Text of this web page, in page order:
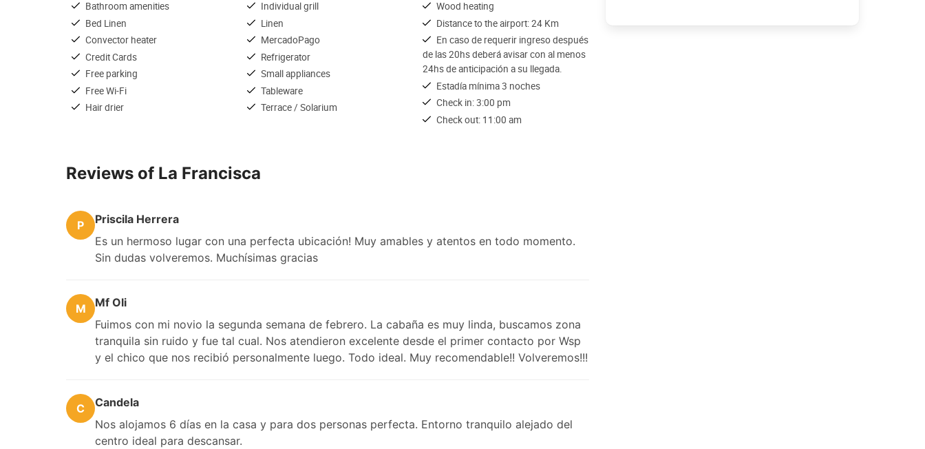
Bathroom amenities
Bed Linen
Convector heater
Credit Cards
Free parking
Free Wi-Fi
Hair drier
Individual grill
Linen
MercadoPago
Refrigerator
Small appliances
Tableware
Terrace / Solarium
Wood heating
Distance to the airport: 24 Km
En caso de requerir ingreso después
de las 20hs deberá avisar con al menos
24hs de anticipación a su llegada.
Estadía mínima 3 noches
Check in: 3:00 pm
Check out: 11:00 am
Reviews of La Francisca
P
Priscila Herrera
Es un hermoso lugar con una perfecta ubicación! Muy amables y atentos en todo momento.
Sin dudas volveremos. Muchísimas gracias
M
Mf Oli
Fuimos con mi novio la segunda semana de febrero. La cabaña es muy linda, buscamos zona
tranquila sin ruido y fue tal cual. Nos atendieron excelente desde el primer contacto por Wsp
y el chico que nos recibió personalmente luego. Todo ideal. Muy recomendable!! Volveremos!!!
C
Candela
Nos alojamos 6 días en la casa y para dos personas perfecta. Entorno tranquilo alejado del
centro ideal para descansar.